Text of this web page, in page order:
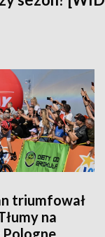
triumfował
na